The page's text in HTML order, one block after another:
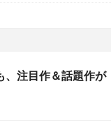
、注目作＆話題作が